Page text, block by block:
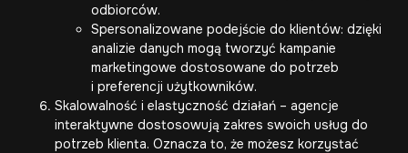
odbiorców.
Spersonalizowane podejście do klientów: dzięki
analizie danych mogą tworzyć kampanie
marketingowe dostosowane do potrzeb
i preferencji użytkowników.
Skalowalność i elastyczność działań – agencje
interaktywne dostosowują zakres swoich usług do
potrzeb klienta. Oznacza to, że możesz korzystać